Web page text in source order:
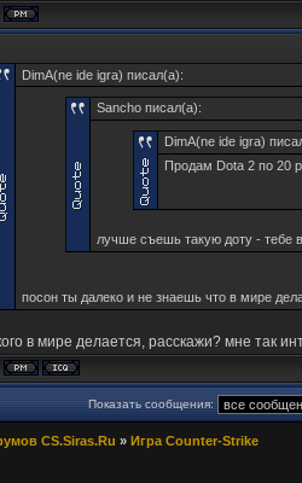
DimA(ne ide igra) писал(а):
Sancho писал(а):
DimA(ne ide igra)
Продам Dota 2 по 20
лучше съешь такую доту - тебе
посон ты далеко и не знаешь что в мире
в мире делается, расскажи? мне так
Показать сообщения:
CS.Siras.Ru » Игра Counter-Strike